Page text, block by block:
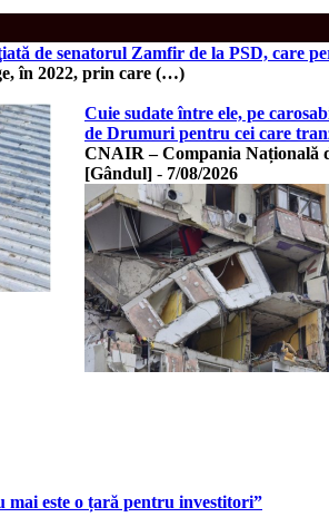
de senatorul Zamfir de la PSD, care
în 2022, prin care (…)
Cuie sudate între ele, pe
de Drumuri pentru cei care
CNAIR – Compania
[Gândul] - 7/08/2026
este o țară pentru investitori”